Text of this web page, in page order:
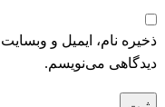
ذخیره نام، ایمیل و
دیدگاهی می‌نویسم.